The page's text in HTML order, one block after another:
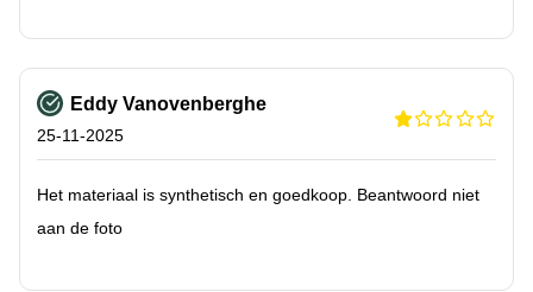
Eddy Vanovenberghe
25-11-2025
Het materiaal is synthetisch en goedkoop. Beantwoord niet
aan de foto